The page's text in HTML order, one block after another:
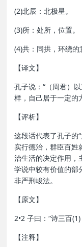
(2)北辰：北极星。
(3)所：处所，位置。
(4)共：同拱，环绕的
【译文】
孔子说：“（周君）
样，自己居于一定的
【评析】
这段话代表了孔子的
实行德治，群臣百姓
治生活的决定作用，
学说中较有价值的部
非严刑峻法。
【原文】
2•2 子曰：“诗三百
【注释】